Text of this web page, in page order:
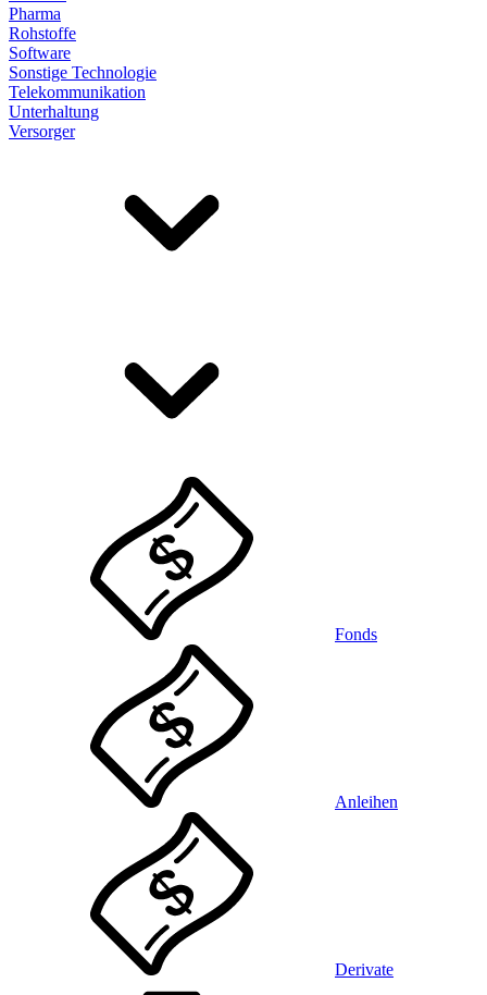
Pharma
Rohstoffe
Software
Sonstige Technologie
Telekommunikation
Unterhaltung
Versorger
Fonds
Anleihen
Derivate